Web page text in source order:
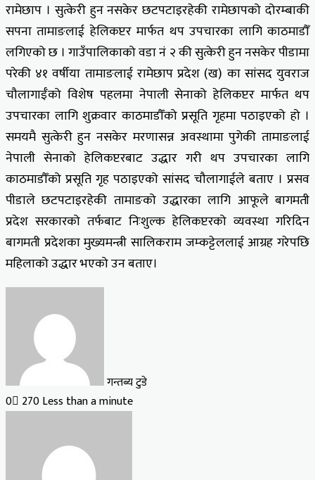
रामेछाप । सुत्केरी हुन नसकेर छटपटाइरहेकी रामेछापको दोरम्बाकी
सपना तामाङलाई हेलिकप्टर मार्फत थप उपचारका लागि काठमाडौँ
लगिएको छ । गाउँपालिकाको वडा नं २ की सुत्केरी हुन नसकेर पीडामा
परेकी ४१ वर्षीया तामाङलाई रामेछाप प्रदेश (ख) का सांसद युवराज
चौलागाईँको विशेष पहलमा नेपाली सेनाको हेलिकप्टर मार्फत थप
उपचारका लागि शुक्रवार काठमाडौँको प्रसूति गृहमा पठाइएको हो ।
समयमै सुत्केरी हुन नसकेर मरणासन्न अवस्थामा पुगेकी तामाङलाई
नेपाली सेनाको हेलिकप्टरबाट उद्धार गरी थप उपचारका लागि
काठमाडौँको प्रसूति गृह पठाइएको सांसद चौलागाईले बताए । प्रसव
पीडाले छटपटाइरहेकी तामाङको उद्धारका लागि आफूले बागमती
प्रदेश सरकारको तर्फबाट निःशुल्क हेलिकप्टरको व्यवस्था गरिदिन
बागमती प्रदेशका मुख्यमन्त्री सालिकराम जम्कट्टेललाई आग्रह गरेपछि
महिलाको उद्धार भएको उन बताए।
गन्तब्य टुडे
0 270Less than a minute